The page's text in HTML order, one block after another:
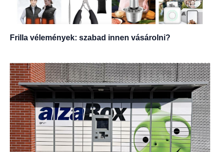
Frilla vélemények: szabad innen vásárolni?